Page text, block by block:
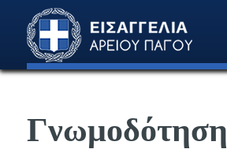
Γνωμοδότηση